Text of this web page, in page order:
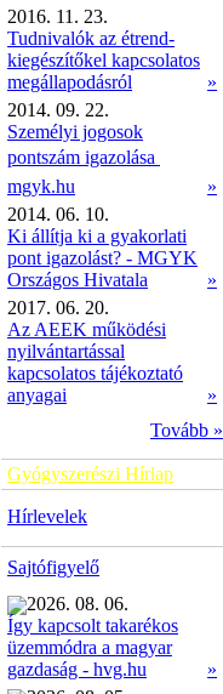
2016. 11. 23.
Tudnivalók az étrend-
kiegészítőkel kapcsolatos
megállapodásról
»
2014. 09. 22.
Személyi jogosok
pontszám igazolása 
mgyk.hu
»
2014. 06. 10.
Ki állítja ki a gyakorlati
pont igazolást? - MGYK
Országos Hivatala
»
2017. 06. 20.
Az AEEK működési
nyilvántartással
kapcsolatos tájékoztató
anyagai
»
Tovább »
Gyógyszerészi Hírlap
Hírlevelek
Sajtófigyelő
2026. 08. 06.
Így kapcsolt takarékos
üzemmódra a magyar
gazdaság - hvg.hu
»